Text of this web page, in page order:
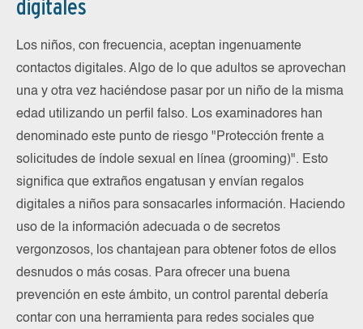
digitales
Los niños, con frecuencia, aceptan ingenuamente
contactos digitales. Algo de lo que adultos se aprovechan
una y otra vez haciéndose pasar por un niño de la misma
edad utilizando un perfil falso. Los examinadores han
denominado este punto de riesgo "Protección frente a
solicitudes de índole sexual en línea (grooming)". Esto
significa que extraños engatusan y envían regalos
digitales a niños para sonsacarles información. Haciendo
uso de la información adecuada o de secretos
vergonzosos, los chantajean para obtener fotos de ellos
desnudos o más cosas. Para ofrecer una buena
prevención en este ámbito, un control parental debería
contar con una herramienta para redes sociales que